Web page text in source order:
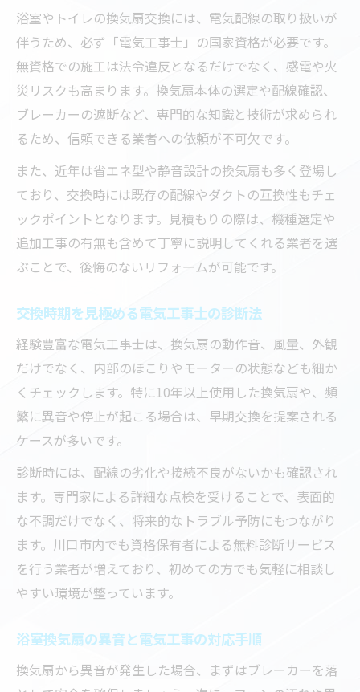
総額を把握するための見積もりチェック法
電気工事見積もりで総額を正確に把握する
方法
見積もり明細で分かる電気工事の費用ポイ
ント
電気工事の追加費用発生リスクを見抜くコ
ツ
電気工事見積もり時の注意点と比較のポイ
ント
安心して電気工事を依頼する見積もり確認
術
浴室やトイレの換気扇交換には、電気配線の取り扱いが
伴うため、必ず「電気工事士」の国家資格が必要です。
無資格での施工は法令違反となるだけでなく、感電や火
災リスクも高まります。換気扇本体の選定や配線確認、
ブレーカーの遮断など、専門的な知識と技術が求められ
るため、信頼できる業者への依頼が不可欠です。
また、近年は省エネ型や静音設計の換気扇も多く登場し
ており、交換時には既存の配線やダクトの互換性もチェ
ックポイントとなります。見積もりの際は、機種選定や
追加工事の有無も含めて丁寧に説明してくれる業者を選
ぶことで、後悔のないリフォームが可能です。
交換時期を見極める電気工事士の診断法
経験豊富な電気工事士は、換気扇の動作音、風量、外観
だけでなく、内部のほこりやモーターの状態なども細か
くチェックします。特に10年以上使用した換気扇や、頻
繁に異音や停止が起こる場合は、早期交換を提案される
ケースが多いです。
診断時には、配線の劣化や接続不良がないかも確認され
ます。専門家による詳細な点検を受けることで、表面的
な不調だけでなく、将来的なトラブル予防にもつながり
ます。川口市内でも資格保有者による無料診断サービス
を行う業者が増えており、初めての方でも気軽に相談し
やすい環境が整っています。
浴室換気扇の異音と電気工事の対応手順
換気扇から異音が発生した場合、まずはブレーカーを落